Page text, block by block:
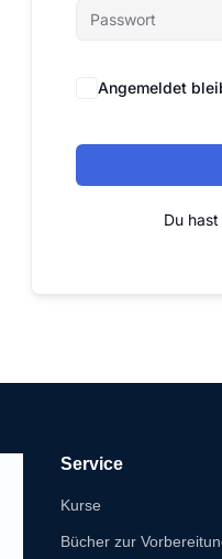
Angemeldet
Du
Service
Kurse
Bücher zur